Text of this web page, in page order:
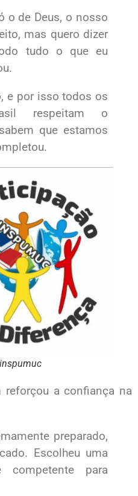
o de Deus, o nosso
mas quero dizer
tudo o que eu
e por isso todos os
respeitam o
que estamos
reforçou a confiança na
preparado,
Escolheu uma
competente para